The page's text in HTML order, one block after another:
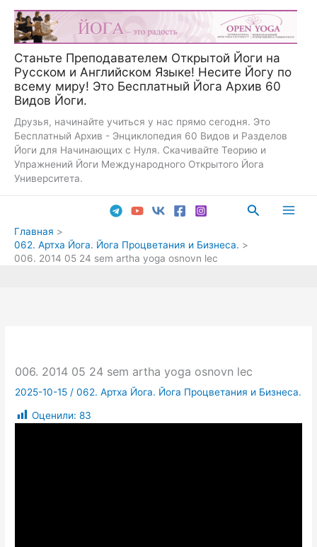
Перейти
содержимому
Станьте Преподавателем Открытой Йоги на
Русском и Английском Языке! Несите Йогу по
всему миру! Это Бесплатный Йога Архив 60
Видов Йоги.
Друзья, начинайте учиться у нас прямо сегодня. Это
Бесплатный Архив - Энциклопедия 60 Видов и Разделов
Йоги для Начинающих с Нуля. Скачивайте Теорию и
Упражнений Йоги Международного Открытого Йога
Университета.
Поиск
Главная
062. Артха Йога. Йога Процветания и Бизнеса.
006. 2014 05 24 sem artha yoga osnovn lec
006. 2014 05 24 sem artha yoga osnovn lec
2025-10-15 /062. Артха Йога. Йога Процветания и Бизнеса.
Оценили: 83